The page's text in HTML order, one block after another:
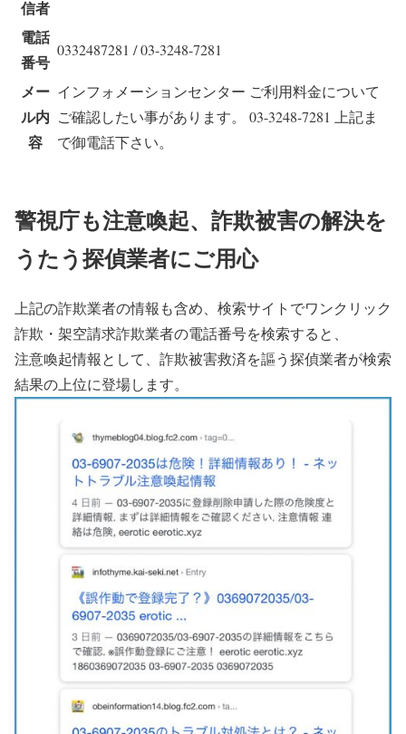
信者
電話
番号
0332487281 / 03-3248-7281
メー
ル内
容
インフォメーションセンター ご利用料金について
ご確認したい事があります。 03-3248-7281 上記ま
で御電話下さい。
警視庁も注意喚起、詐欺被害の解決を
うたう探偵業者にご用心
上記の詐欺業者の情報も含め、検索サイトでワンクリック
詐欺・架空請求詐欺業者の電話番号を検索すると、
注意喚起情報として、詐欺被害救済を謳う探偵業者が検索
結果の上位に登場します。